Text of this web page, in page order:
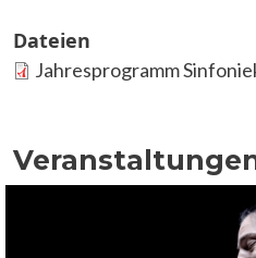
Dateien
Jahresprogramm